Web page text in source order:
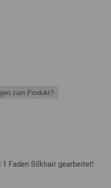
zum Produkt?
Faden Silkhair gearbeitet!